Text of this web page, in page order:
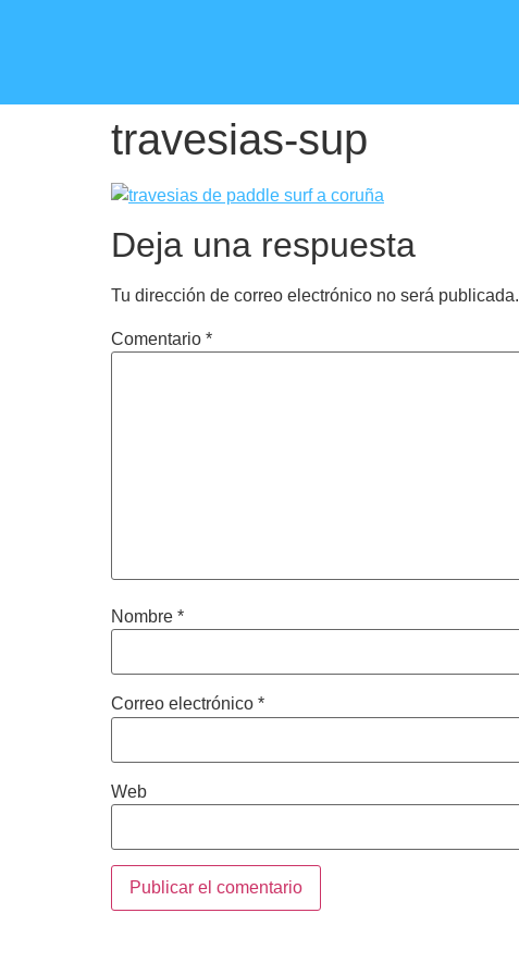
travesias-sup
Deja una respuesta
Tu dirección de correo electrónico no será publicada.
Comentario *
Nombre *
Correo electrónico *
Web